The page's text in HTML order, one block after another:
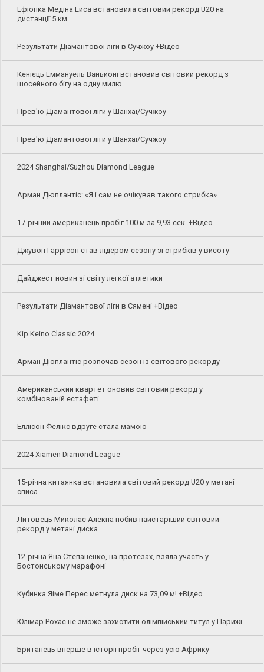
Ефіопка Медіна Ейса встановила світовий рекорд U20 на
дистанції 5 км
Результати Діамантової ліги в Сучжоу +Відео
Кенієць Еммануель Ваньйоні встановив світовий рекорд з
шосейного бігу на одну милю
Прев'ю Діамантової ліги у Шанхаї/Сучжоу
Прев'ю Діамантової ліги у Шанхаї/Сучжоу
2024 Shanghai/Suzhou Diamond League
Арман Дюплантіс: «Я і сам не очікував такого стрибка»
17-річний американець пробіг 100 м за 9,93 сек. +Відео
Джувон Гаррісон став лідером сезону зі стрибків у висоту
Дайджест новин зі світу легкої атлетики
Результати Діамантової ліги в Сямені +Відео
Kip Keino Classic 2024
Арман Дюплантіс розпочав сезон із світового рекорду
Американський квартет оновив світовий рекорд у
комбінованій естафеті
Еллісон Фелікс вдруге стала мамою
2024 Xiamen Diamond League
15-річна китаянка встановила світовий рекорд U20 у метані
списа
Литовець Миколас Алекна побив найстаріший світовий
рекорд у метані диска
12-річна Яна Степаненко, на протезах, взяла участь у
Бостонському марафоні
Кубинка Яіме Перес метнула диск на 73,09 м! +Відео
Юлімар Рохас не зможе захистити олімпійський титул у Парижі
Британець вперше в історії пробіг через усю Африку